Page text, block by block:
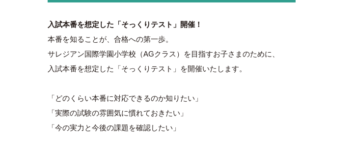
入試本番を想定した「そっくりテスト」開催！
本番を知ることが、合格への第一歩。
サレジアン国際学園小学校（AGクラス）を目指すお子さまのために、
入試本番を想定した「そっくりテスト」を開催いたします。
「どのくらい本番に対応できるのか知りたい」
「実際の試験の雰囲気に慣れておきたい」
「今の実力と今後の課題を確認したい」